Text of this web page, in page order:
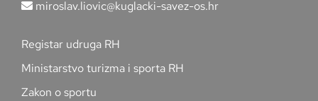
miroslav.liovic@kuglacki-savez-os.hr
Registar udruga RH
Ministarstvo turizma i sporta RH
Zakon o sportu